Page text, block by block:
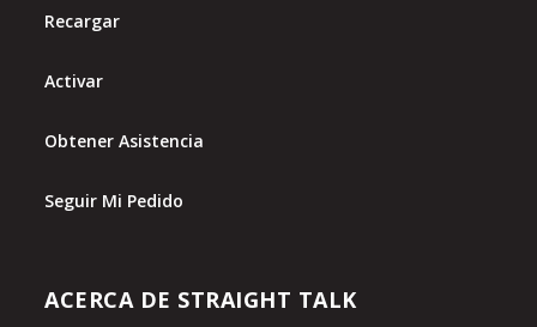
Recargar
Activar
Obtener Asistencia
Seguir Mi Pedido
ACERCA DE STRAIGHT TALK